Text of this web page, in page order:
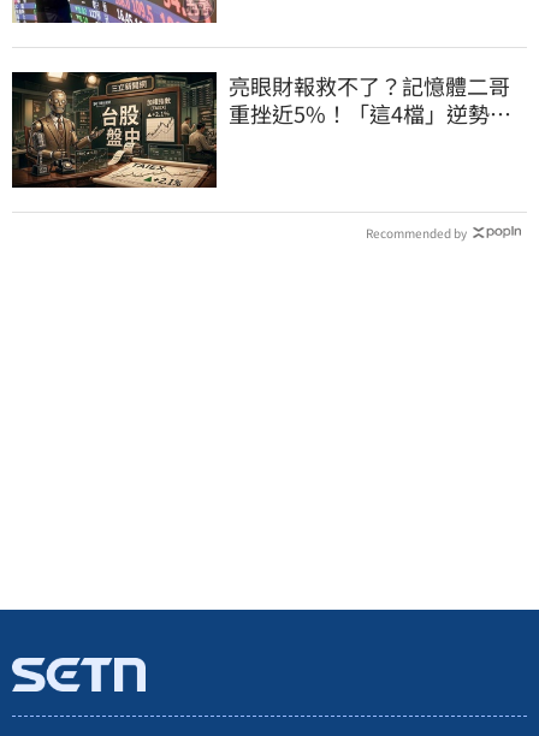
亮眼財報救不了？記憶體二哥
重挫近5%！「這4檔」逆勢上
Recommended by